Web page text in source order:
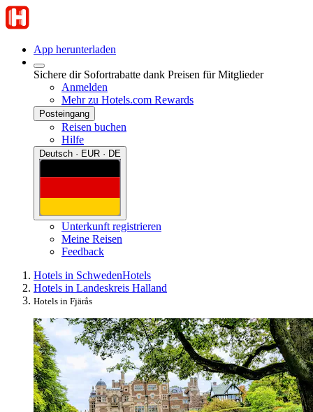
App herunterladen
Sichere dir Sofortrabatte dank Preisen für Mitglieder
Anmelden
Mehr zu Hotels.com Rewards
Posteingang
Reisen buchen
Hilfe
Deutsch · EUR · DE
Unterkunft registrieren
Meine Reisen
Feedback
Hotels in SchwedenHotels
Hotels in Landeskreis Halland
Hotels in Fjärås